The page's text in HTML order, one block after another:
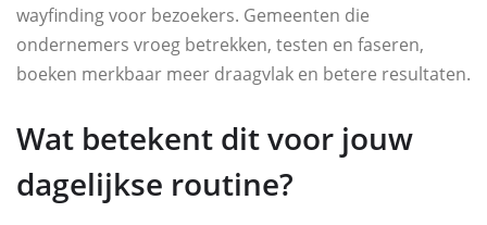
wayfinding voor bezoekers. Gemeenten die
ondernemers vroeg betrekken, testen en faseren,
boeken merkbaar meer draagvlak en betere resultaten.
Wat betekent dit voor jouw
dagelijkse routine?